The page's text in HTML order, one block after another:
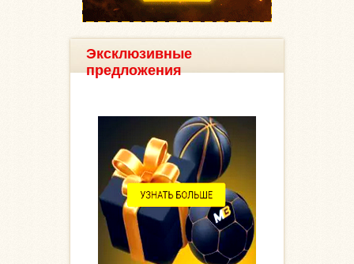
Эксклюзивные
предложения